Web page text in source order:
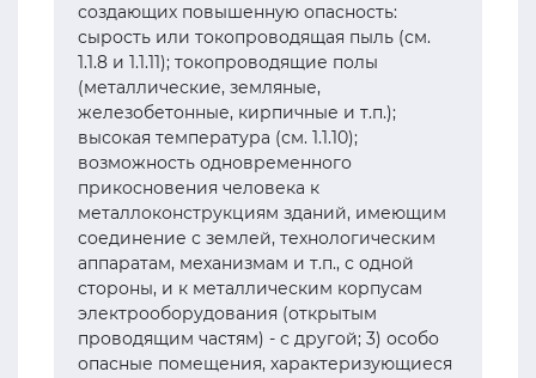
создающих повышенную опасность:
сырость или токопроводящая пыль (см.
1.1.8 и 1.1.11); токопроводящие полы
(металлические, земляные,
железобетонные, кирпичные и т.п.);
высокая температура (см. 1.1.10);
возможность одновременного
прикосновения человека к
металлоконструкциям зданий, имеющим
соединение с землей, технологическим
аппаратам, механизмам и т.п., с одной
стороны, и к металлическим корпусам
электрооборудования (открытым
проводящим частям) - с другой; 3) особо
опасные помещения, характеризующиеся